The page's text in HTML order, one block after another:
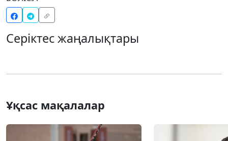
Серіктес жаңалықтары
Ұқсас мақалалар